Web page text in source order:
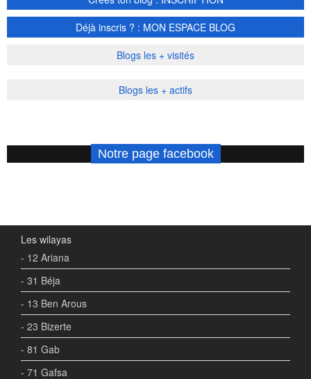
Déjà inscris ? : MON ESPACE BLOG
Blogs les + visités
Blogs les + actifs
Notre page facebook
Les wilayas
- 12 Ariana
- 31 Béja
- 13 Ben Arous
- 23 Bizerte
- 81 Gab
- 71 Gafsa